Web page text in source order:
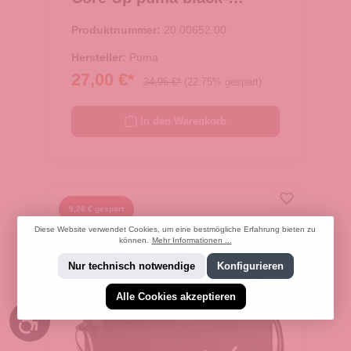
Produktnummer: 20.00652.00
Hersteller: Puma
27,00 €* 34,95 €* (22.75% gespart)
9,26 € gespart
Diese Website verwendet Cookies, um eine bestmögliche Erfahrung bieten zu
können. Mehr Informationen ...
Nur technisch notwendige Konfigurieren
Alle Cookies akzeptieren